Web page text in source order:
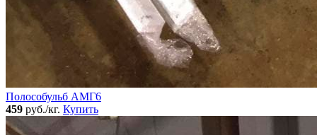
Полособульб АМГ6
459 руб./кг. Купить